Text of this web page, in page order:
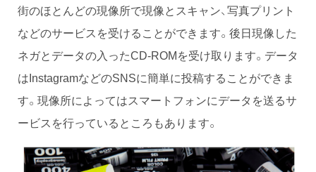
街のほとんどの現像所で現像とスキャン、写真プリント
などのサービスを受けることができます。後日現像した
ネガとデータの入ったCD-ROMを受け取ります。データ
はInstagramなどのSNSに簡単に投稿することができま
す。現像所によってはスマートフォンにデータを送るサ
ービスを行っているところもあります。